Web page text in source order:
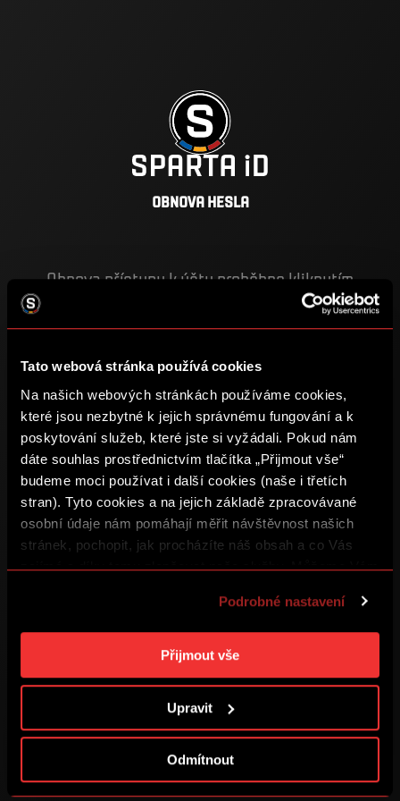
Tato webová stránka používá cookies
Na našich webových stránkách používáme cookies,
které jsou nezbytné k jejich správnému fungování a k
poskytování služeb, které jste si vyžádali. Pokud nám
dáte souhlas prostřednictvím tlačítka „Přijmout vše“
budeme moci používat i další cookies (naše i třetích
stran). Tyto cookies a na jejich základě zpracovávané
osobní údaje nám pomáhají měřit návštěvnost našich
stránek, pochopit, jak procházíte náš obsah a co Vás
zajímá a díky tomu zlepšovat naše služby. Můžeme Vám
reklamu na základě Vašich preferencí. Jednotlivé
cookies a účely zpracování si můžete nastavit v
„Podrobném nastavení“. Nastavení cookies si můžete
kdykoliv změnit. Jak takovou úpravu provést a další
Podrobné nastavení
Přijmout vše
Upravit
Odmítnout
OBNOVA HESLA
Obnova přístupu k účtu proběhne kliknutím
na odkaz, který zašleme na zadaný email:
E-mail
ZASLAT OVĚŘOVACÍ E-MAIL
Vzpomněli jste si na heslo?
PŘIHLASTE SE
Ochrana soukromí
Podmínky SPARTA iD